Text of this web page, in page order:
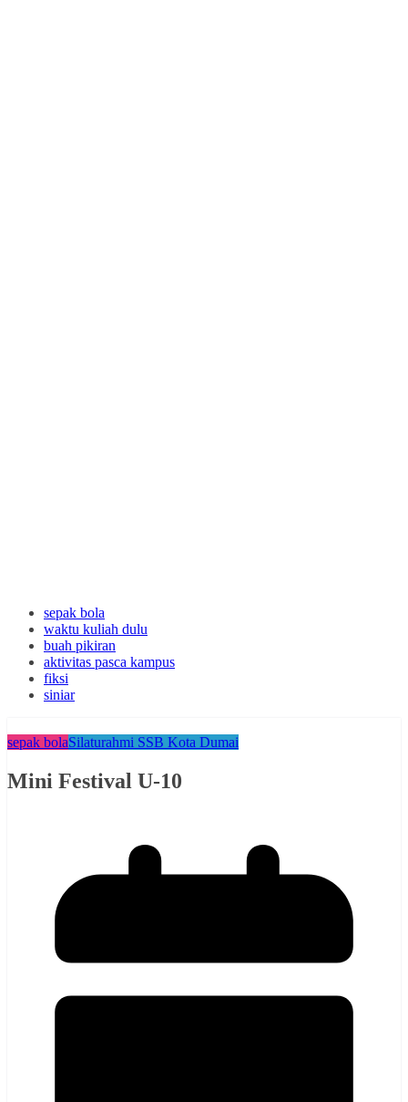
sepak bola
waktu kuliah dulu
buah pikiran
aktivitas pasca kampus
fiksi
siniar
sepak bolaSilaturahmi SSB Kota Dumai
Mini Festival U-10